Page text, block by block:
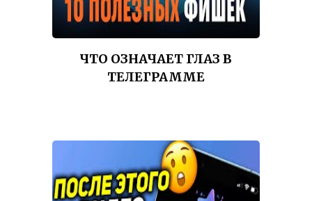
ЧТО ОЗНАЧАЕТ ГЛАЗ В
ТЕЛЕГРАММЕ